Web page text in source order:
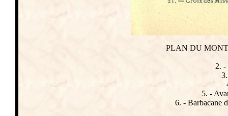
PLAN DU
2. -
5. -
6. - Barbacane